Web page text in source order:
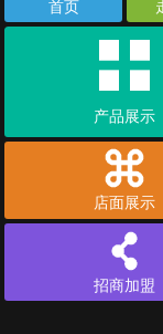
首页
产品展示
店面展示
招商加盟